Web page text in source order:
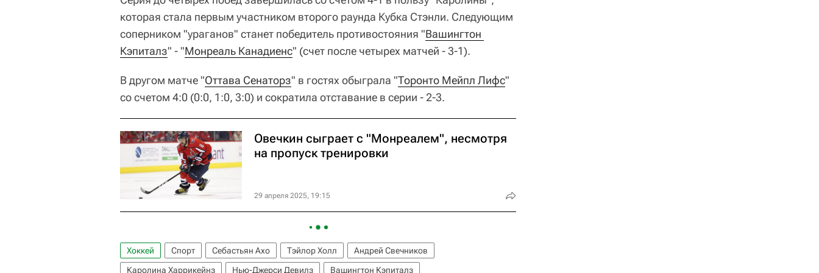
которая стала первым участником второго раунда Кубка Стэнли. Следующим
соперником "ураганов" станет победитель противостояния "Вашингтон
Кэпиталз" - "Монреаль Канадиенс" (счет после четырех матчей - 3-1).
В другом матче "Оттава Сенаторз" в гостях обыграла "Торонто Мейпл Лифс"
со счетом 4:0 (0:0, 1:0, 3:0) и сократила отставание в серии - 2-3.
Овечкин сыграет с "Монреалем", несмотря
на пропуск тренировки
29 апреля 2025, 19:15
Хоккей Спорт Себастьян Ахо Тэйлор Холл
Андрей Свечников
Каролина Харрикейнз
Нью-Джерси Девилз Вашингтон Кэпиталз